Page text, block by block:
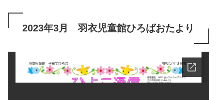
2023年3月 羽衣児童館ひろばおたより